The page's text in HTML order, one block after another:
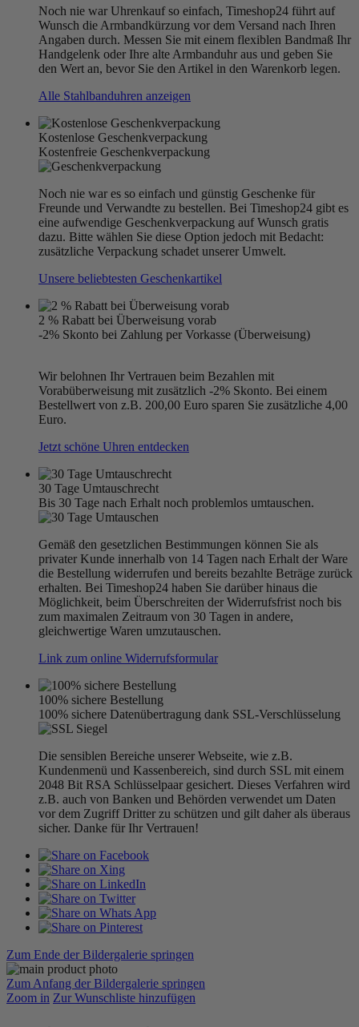
Noch nie war Uhrenkauf so einfach, Timeshop24 führt auf
Wunsch die Armbandkürzung vor dem Versand nach Ihren
Angaben durch. Messen Sie mit einem flexiblen Bandmaß Ihr
Handgelenk oder Ihre alte Armbanduhr aus und geben Sie
den Wert an, bevor Sie den Artikel in den Warenkorb legen.
Alle Stahlbanduhren anzeigen
Kostenlose Geschenkverpackung
Kostenfreie Geschenkverpackung
Noch nie war es so einfach und günstig Geschenke für
Freunde und Verwandte zu bestellen. Bei Timeshop24 gibt es
eine aufwendige Geschenkverpackung auf Wunsch gratis
dazu. Bitte wählen Sie diese Option jedoch mit Bedacht:
zusätzliche Verpackung schadet unserer Umwelt.
Unsere beliebtesten Geschenkartikel
2 % Rabatt bei Überweisung vorab
-2% Skonto bei Zahlung per Vorkasse (Überweisung)
Wir belohnen Ihr Vertrauen beim Bezahlen mit
Vorabüberweisung mit zusätzlich -2% Skonto. Bei einem
Bestellwert von z.B. 200,00 Euro sparen Sie zusätzliche 4,00
Euro.
Jetzt schöne Uhren entdecken
30 Tage Umtauschrecht
Bis 30 Tage nach Erhalt noch problemlos umtauschen.
Gemäß den gesetzlichen Bestimmungen können Sie als
privater Kunde innerhalb von 14 Tagen nach Erhalt der Ware
die Bestellung widerrufen und bereits bezahlte Beträge zurück
erhalten. Bei Timeshop24 haben Sie darüber hinaus die
Möglichkeit, beim Überschreiten der Widerrufsfrist noch bis
zum maximalen Zeitraum von 30 Tagen in andere,
gleichwertige Waren umzutauschen.
Link zum online Widerrufsformular
100% sichere Bestellung
100% sichere Datenübertragung dank SSL-Verschlüsselung
Die sensiblen Bereiche unserer Webseite, wie z.B.
Kundenmenü und Kassenbereich, sind durch SSL mit einem
2048 Bit RSA Schlüsselpaar gesichert. Dieses Verfahren wird
z.B. auch von Banken und Behörden verwendet um Daten
vor dem Zugriff Dritter zu schützen und gilt daher als überaus
sicher. Danke für Ihr Vertrauen!
Zum Ende der Bildergalerie springen
Zum Anfang der Bildergalerie springen
Zoom in Zur Wunschliste hinzufügen